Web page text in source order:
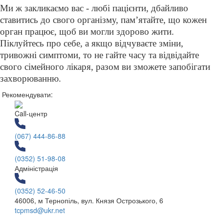
Ми ж закликаємо вас - любі пацієнти, дбайливо
ставитись до свого організму, памʼятайте, що кожен
орган працює, щоб ви могли здорово жити.
Піклуйтесь про себе, а якщо відчуваєте зміни,
тривожні симптоми, то не гайте часу та відвідайте
свого сімейного лікаря, разом ви зможете запобігати
захворюванню.
Рекомендувати:
Call-центр
(067) 444-86-88
(0352) 51-98-08
Адміністрація
(0352) 52-46-50
46006, м Тернопіль, вул. Князя Острозького, 6
tcpmsd@ukr.net